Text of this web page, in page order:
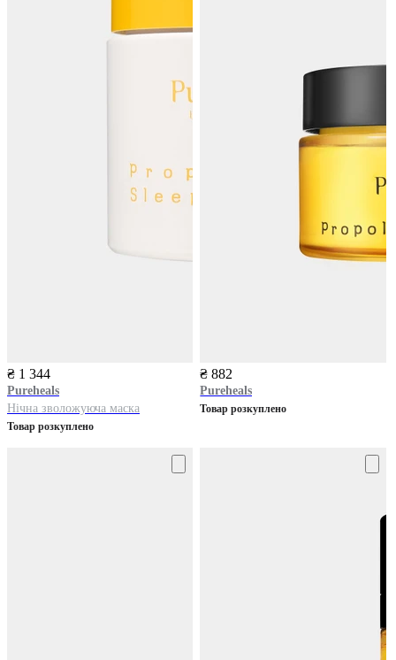
₴ 1 344
Pureheals
Нічна зволожуюча маска
Товар розкуплено
₴ 882
Pureheals
Товар розкуплено